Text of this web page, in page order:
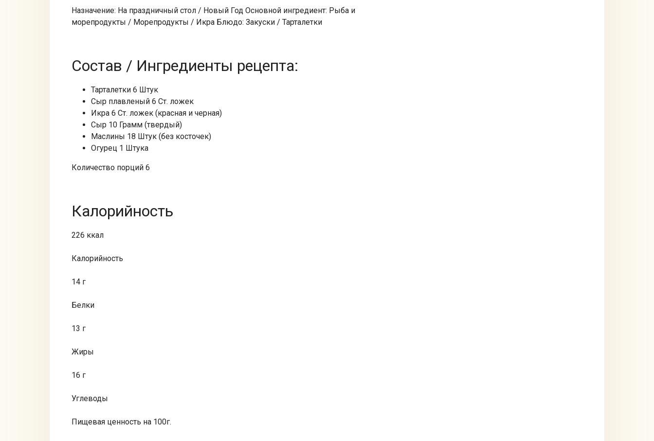
Назначение: На праздничный стол / Новый Год Основной ингредиент: Рыба и
морепродукты / Морепродукты / Икра Блюдо: Закуски / Тарталетки
Состав / Ингредиенты рецепта:
Тарталетки 6 Штук
Сыр плавленый 6 Ст. ложек
Икра 6 Ст. ложек (красная и черная)
Сыр 10 Грамм (твердый)
Маслины 18 Штук (без косточек)
Огурец 1 Штука
Количество порций 6
Калорийность
226 ккал
Калорийность
14 г
Белки
13 г
Жиры
16 г
Углеводы
Пищевая ценность на 100г.